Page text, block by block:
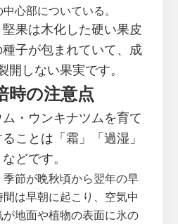
中心部についている。
果は木化した硬い果皮
子が包まれていて、成
開しない果実です。
時の注意点
・ウンキナツムを育て
ことは「霜」「過湿」
などです。
季節が晩秋頃から翌年の早
間は早朝に起こり、空気中
が地面や植物の表面に氷の